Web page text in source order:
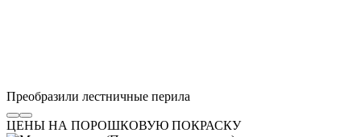
Преобразили лестничные перила
ЦЕНЫ НА ПОРОШКОВУЮ ПОКРАСКУ